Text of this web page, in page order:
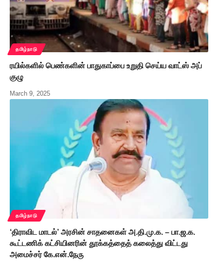
தமிழ்நாடு
ரயில்களில் பெண்களின் பாதுகாப்பை உறுதி செய்ய வாட்ஸ் அப்
குழு
March 9, 2025
தமிழ்நாடு
‘திராவிட மாடல்’ அரசின் சாதனைகள் அ.தி.மு.க. – பா.ஜ.க.
கூட்டணிக் கட்சியினரின் தூக்கத்தைத் கலைத்து விட்டது
அமைச்சர் கே.என்.நேரு